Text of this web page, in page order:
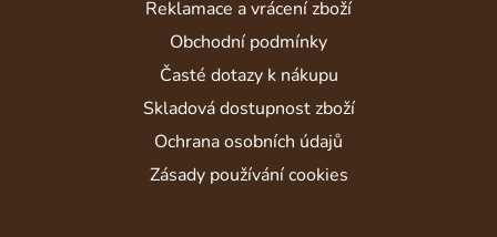
Reklamace a vrácení zboží
Obchodní podmínky
Časté dotazy k nákupu
Skladová dostupnost zboží
Ochrana osobních údajů
Zásady používání cookies